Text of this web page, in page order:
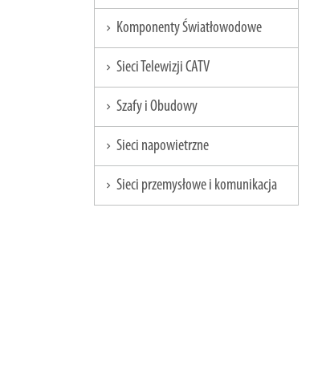
chevron_right Komponenty Światłowodowe
chevron_right Sieci Telewizji CATV
chevron_right Szafy i Obudowy
chevron_right Sieci napowietrzne
chevron_right Sieci przemysłowe i komunikacja